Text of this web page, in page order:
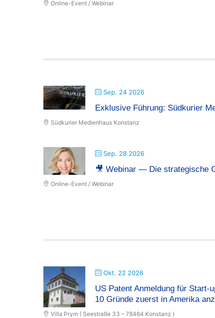
Online-Event / Webinar
Sep. 24 2026
Exklusive Führung: Südkurier
Südkurier Medienhaus Konstanz
Sep. 28 2026
🎥 Webinar — Die strategische
Online-Event / Webinar
Okt. 22 2026
US Patent Anmeldung für Start-
10 Gründe zuerst in Amerika
Villa Prym ( Seestraße 33 – 78464 Konstanz )